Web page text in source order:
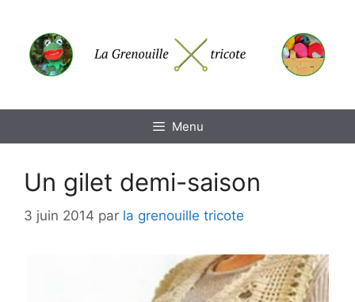
contenu
Menu
Un gilet demi-saison
3 juin 2014 par la grenouille tricote